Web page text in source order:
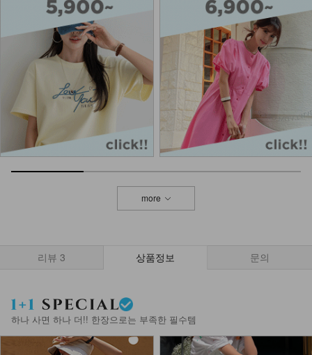
more
리뷰 3 상품정보 문의
하나 사면 하나 더!! 한장으로는 부족한 필수템